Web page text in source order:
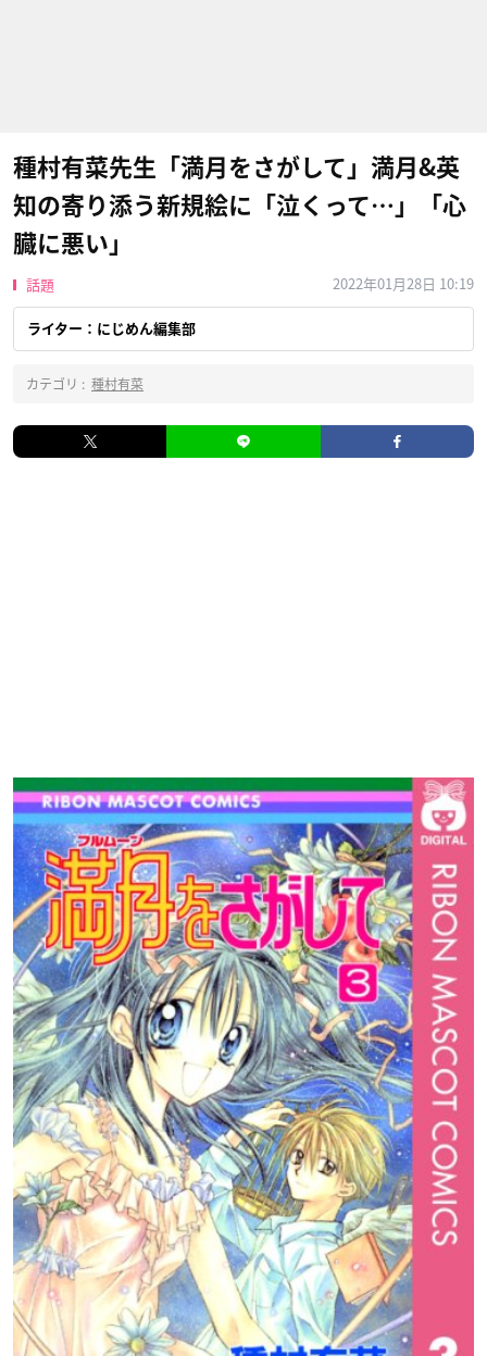
種村有菜先生「満月をさがして」満月&英
知の寄り添う新規絵に「泣くって…」「心
臓に悪い」
話題 2022年01月28日 10:19
ライター：にじめん編集部
カテゴリ : 種村有菜